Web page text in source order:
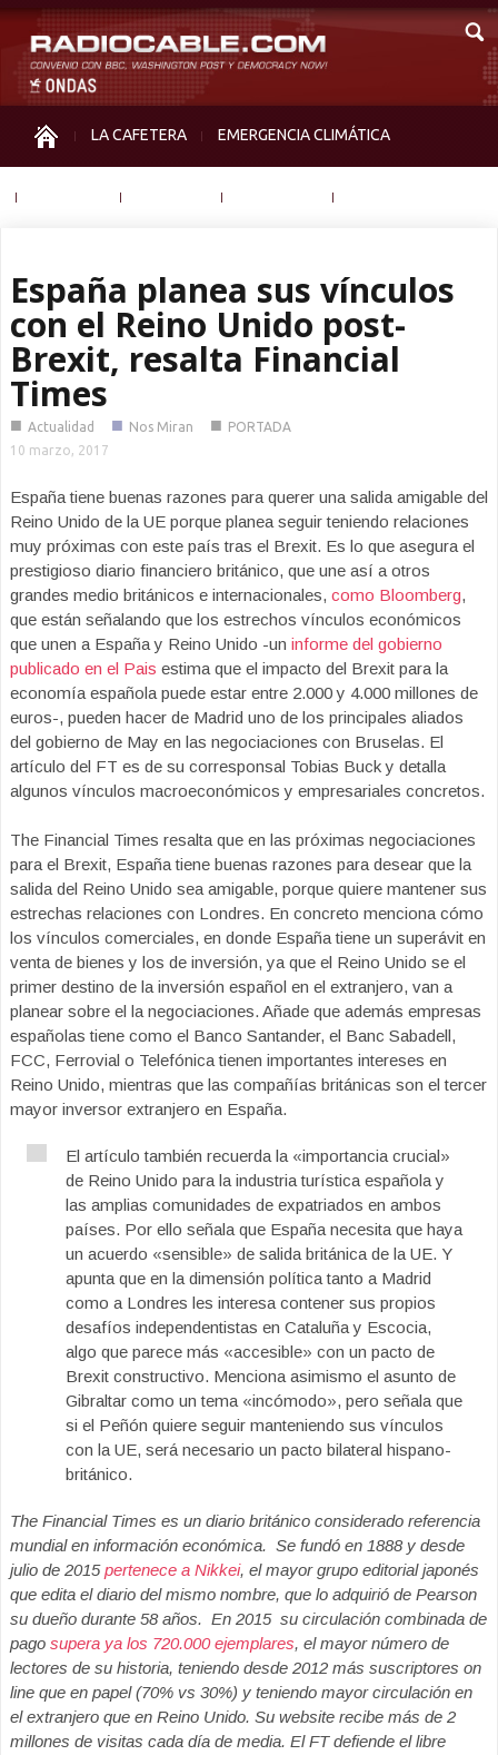
LA CAFETERA EMERGENCIA CLIMÁTICA
España planea sus vínculos
con el Reino Unido post-
Brexit, resalta Financial
Times
■ Actualidad ■ Nos Miran ■ PORTADA
10 marzo, 2017
España tiene buenas razones para querer una salida amigable del
Reino Unido de la UE porque planea seguir teniendo relaciones
muy próximas con este país tras el Brexit. Es lo que asegura el
prestigioso diario financiero británico, que une así a otros
grandes medio británicos e internacionales, como Bloomberg,
que están señalando que los estrechos vínculos económicos
que unen a España y Reino Unido -un informe del gobierno
publicado en el Pais estima que el impacto del Brexit para la
economía española puede estar entre 2.000 y 4.000 millones de
euros-, pueden hacer de Madrid uno de los principales aliados
del gobierno de May en las negociaciones con Bruselas. El
artículo del FT es de su corresponsal Tobias Buck y detalla
algunos vínculos macroeconómicos y empresariales concretos.
The Financial Times resalta que en las próximas negociaciones
para el Brexit, España tiene buenas razones para desear que la
salida del Reino Unido sea amigable, porque quiere mantener sus
estrechas relaciones con Londres. En concreto menciona cómo
los vínculos comerciales, en donde España tiene un superávit en
venta de bienes y los de inversión, ya que el Reino Unido se el
primer destino de la inversión español en el extranjero, van a
planear sobre el la negociaciones. Añade que además empresas
españolas tiene como el Banco Santander, el Banc Sabadell,
FCC, Ferrovial o Telefónica tienen importantes intereses en
Reino Unido, mientras que las compañías británicas son el tercer
mayor inversor extranjero en España.
El artículo también recuerda la «importancia crucial»
de Reino Unido para la industria turística española y
las amplias comunidades de expatriados en ambos
países. Por ello señala que España necesita que haya
un acuerdo «sensible» de salida británica de la UE. Y
apunta que en la dimensión política tanto a Madrid
como a Londres les interesa contener sus propios
desafíos independentistas en Cataluña y Escocia,
algo que parece más «accesible» con un pacto de
Brexit constructivo. Menciona asimismo el asunto de
Gibraltar como un tema «incómodo», pero señala que
si el Peñón quiere seguir manteniendo sus vínculos
con la UE, será necesario un pacto bilateral hispano-
británico.
The Financial Times es un diario británico considerado referencia
mundial en información económica. Se fundó en 1888 y desde
julio de 2015pertenece a Nikkei, el mayor grupo editorial japonés
que edita el diario del mismo nombre, que lo adquirió de Pearson
su dueño durante 58 años. En 2015 su circulación combinada de
pago supera ya los 720.000 ejemplares, el mayor número de
lectores de su historia, teniendo desde 2012 más suscriptores on
line que en papel (70% vs 30%) y teniendo mayor circulación en
el extranjero que en Reino Unido. Su website recibe más de 2
millones de visitas cada día de media. El FT defiende el libre